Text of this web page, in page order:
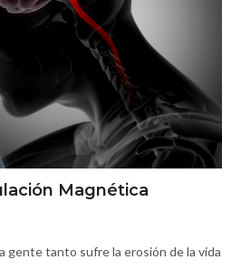
Magnética
gente tanto sufre la erosión de la vida